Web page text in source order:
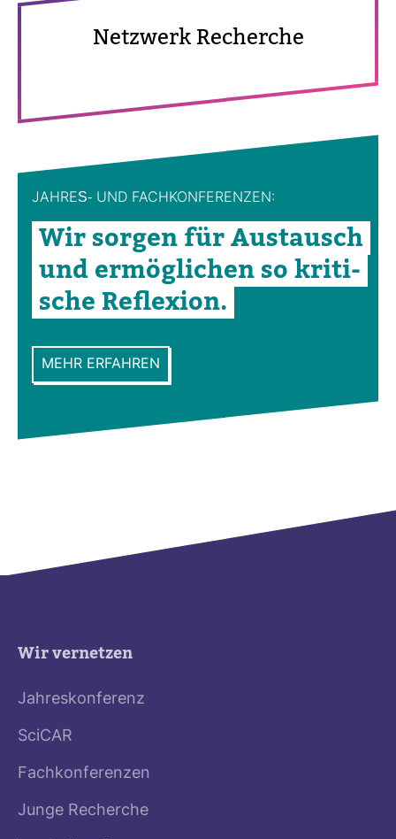
Netz­werk Recherche
JAHRES-​ UND FACH­KON­FE­RENZEN:
Wir sorgen für Aus­tausch
und ermög­li­chen so kri­ti­
sche Refle­xion.
MEHR ERFAHREN
Wir vernetzen
Jahreskonferenz
SciCAR
Fachkonferenzen
Junge Recherche